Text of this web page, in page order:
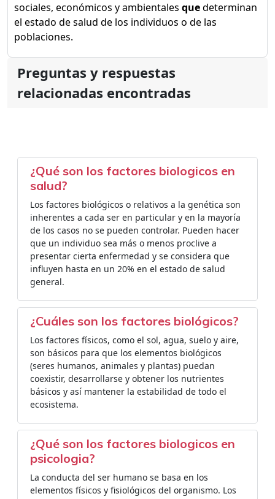
sociales, económicos y ambientales quedeterminan
el estado de salud de los individuos o de las
poblaciones.
Preguntas y respuestas
relacionadas encontradas
¿Qué son los factores biologicos en
salud?
Los factores biológicos o relativos a la genética son
inherentes a cada ser en particular y en la mayoría
de los casos no se pueden controlar. Pueden hacer
que un individuo sea más o menos proclive a
presentar cierta enfermedad y se considera que
influyen hasta en un 20% en el estado de salud
general.
¿Cuáles son los factores biológicos?
Los factores físicos, como el sol, agua, suelo y aire,
son básicos para que los elementos biológicos
(seres humanos, animales y plantas) puedan
coexistir, desarrollarse y obtener los nutrientes
básicos y así mantener la estabilidad de todo el
ecosistema.
¿Qué son los factores biologicos en
psicologia?
La conducta del ser humano se basa en los
elementos físicos y fisiológicos del organismo. Los